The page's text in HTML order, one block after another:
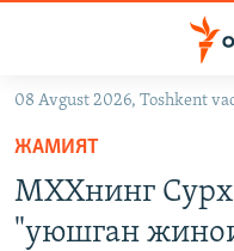
Асосий
навигацияга
ўтинг
Қидиришга
OZODARXIV
08 Avgust 2026, Toshkent
ЖАМИЯТ
МХХнинг
"уюшган